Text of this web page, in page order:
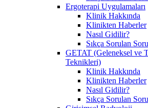
Ergoterapi Uygulamaları
Klinik Hakkında
Klinikten Haberler
Nasıl Gidilir?
Sıkça Sorulan
GETAT (Geleneksel ve
Teknikleri)
Klinik Hakkında
Klinikten Haberler
Nasıl Gidilir?
Sıkça Sorulan